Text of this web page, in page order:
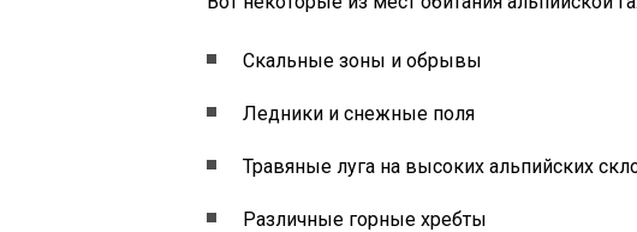
Скальные зоны и обрывы
Ледники и снежные поля
Травяные луга на высоких альпийских
Различные горные хребты